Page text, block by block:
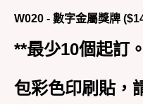
W020 - 數字金屬獎牌
**最少10個起訂。
包彩色印刷貼，